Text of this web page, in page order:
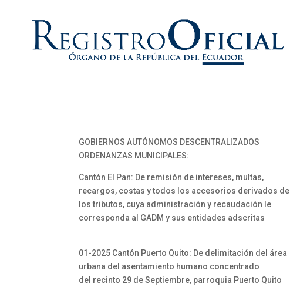
GOBIERNOS AUTÓNOMOS DESCENTRALIZADOS
ORDENANZAS MUNICIPALES:
Cantón El Pan: De remisión de intereses, multas,
recargos, costas y todos los accesorios derivados de
los tributos, cuya administración y recaudación le
corresponda al GADM y sus entidades adscritas
01-2025 Cantón Puerto Quito: De delimitación del área
urbana del asentamiento humano concentrado
del recinto 29 de Septiembre, parroquia Puerto Quito